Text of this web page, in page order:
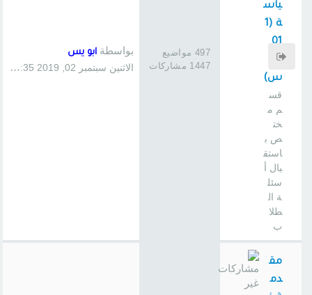
ياس
ة (1
01
سا
س)
قس
م م
خت
ص ب
استق
بال أ
سئل
ة ال
طلا
ب
497 مواضيع
1447 مشاركات
بواسطة ابو يس
الاثنين سبتمبر 02, 2019 1:35 pm
مق
دم